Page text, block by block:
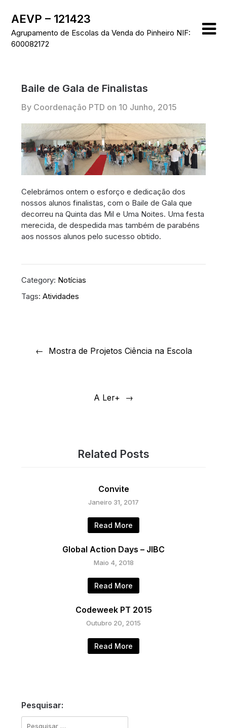
content
AEVP – 121423
Agrupamento de Escolas da Venda do Pinheiro NIF:
600082172
Baile de Gala de Finalistas
By Coordenação PTD on 10 Junho, 2015
Celebrámos ontem o esforço e dedicação dos
nossos alunos finalistas, com o Baile de Gala que
decorreu na Quinta das Mil e Uma Noites. Uma festa
merecida, de despedida mas também de parabéns
aos nossos alunos pelo sucesso obtido.
Category: Notícias
Tags:Atividades
Mostra de Projetos Ciência na Escola
A Ler+
Related Posts
Convite
Janeiro 31, 2017
Read More
Global Action Days – JIBC
Maio 4, 2018
Read More
Codeweek PT 2015
Outubro 20, 2015
Read More
Pesquisar:
Pesquisar